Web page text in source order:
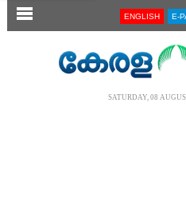
SECTIONS ENGLISH E-
SATURDAY, 08